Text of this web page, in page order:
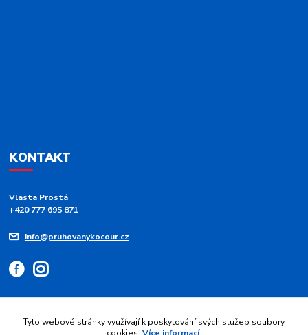
KONTAKT
Vlasta Prostá
+420 777 695 871
info@pruhovanykocour.cz
Tyto webové stránky využívají k poskytování svých služeb soubory
cookies. Více informací.